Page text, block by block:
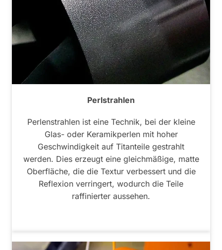
Perlstrahlen
Perlenstrahlen ist eine Technik, bei der kleine
Glas- oder Keramikperlen mit hoher
Geschwindigkeit auf Titanteile gestrahlt
werden. Dies erzeugt eine gleichmäßige, matte
Oberfläche, die die Textur verbessert und die
Reflexion verringert, wodurch die Teile
raffinierter aussehen.